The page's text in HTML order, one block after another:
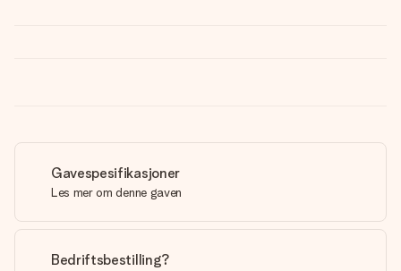
Gavespesifikasjoner
Les mer om denne gaven
Bedriftsbestilling?